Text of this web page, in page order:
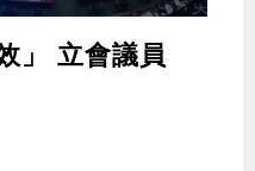
」 立會議員